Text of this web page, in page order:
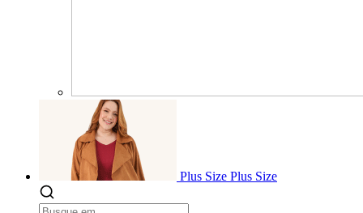
Plus Size Plus Size